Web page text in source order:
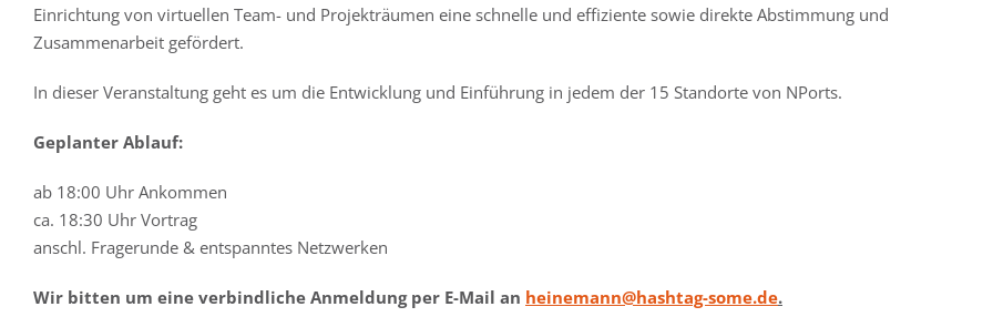
Einrichtung von virtuellen Team- und Projekträumen eine schnelle und effiziente sowie direkte Abstimmung und
Zusammenarbeit gefördert.
In dieser Veranstaltung geht es um die Entwicklung und Einführung in jedem der 15 Standorte von NPorts.
Geplanter Ablauf:
ab 18:00 Uhr Ankommen
ca. 18:30 Uhr Vortrag
anschl. Fragerunde & entspanntes Netzwerken
Wir bitten um eine verbindliche Anmeldung per E-Mail an heinemann@hashtag-some.de.